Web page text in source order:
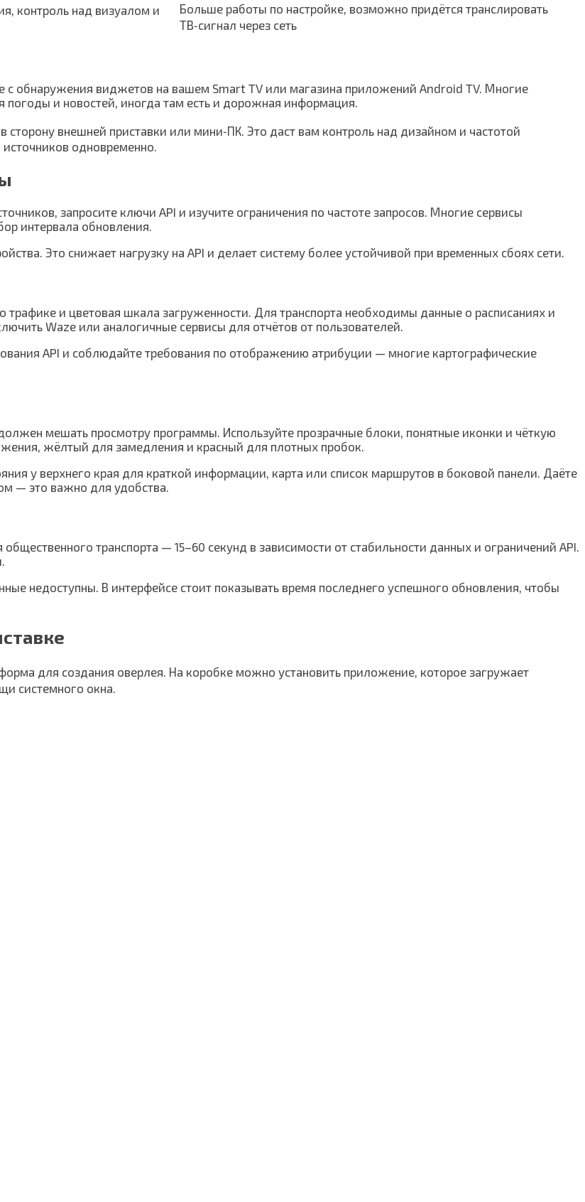
контроль над визуалом и
Больше работы по настройке, возможно придётся транслировать
ТВ‑сигнал через сеть
с обнаружения виджетов на вашем Smart TV или магазина приложений Android TV. Многие
и новостей, иногда там есть и дорожная информация.
внешней приставки или мини‑ПК. Это даст вам контроль над дизайном и частотой
одновременно.
запросите ключи API и изучите ограничения по частоте запросов. Многие сервисы
интервала обновления.
Это снижает нагрузку на API и делает систему более устойчивой при временных сбоях сети.
и цветовая шкала загруженности. Для транспорта необходимы данные о расписаниях и
Waze или аналогичные сервисы для отчётов от пользователей.
API и соблюдайте требования по отображению атрибуции — многие картографические
мешать просмотру программы. Используйте прозрачные блоки, понятные иконки и чёткую
жёлтый для замедления и красный для плотных пробок.
у верхнего края для краткой информации, карта или список маршрутов в боковой панели. Даёте
— это важно для удобства.
транспорта — 15–60 секунд в зависимости от стабильности данных и ограничений API.
недоступны. В интерфейсе стоит показывать время последнего успешного обновления, чтобы
для создания оверлея. На коробке можно установить приложение, которое загружает
системного окна.